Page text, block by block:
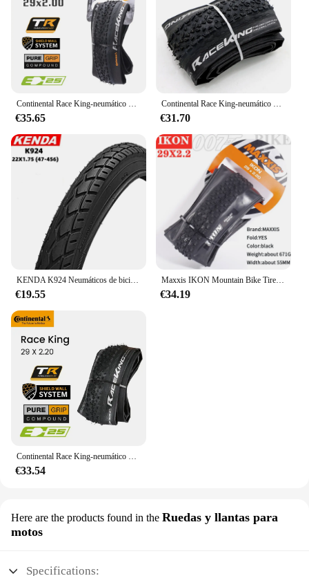
Continental Race King-neumático TLR para bicicleta de montaña, neumático sin cámara de 29in, 27,5/29x2.0/2.20 29er mtb neumático plegable
€35.65
Continental Race King-neumático plegable para mtb, llanta sin cámara, 29in TLR, 29x2.0/2.20 29er
€31.70
KENDA K924 Neumáticos de bicicleta plegables de montaña 22*1,75(47-456)
€19.55
Maxxis IKON Mountain Bike Tires26/27,5/29X2.2 2,0 2,35 es un neumático XC versátil diseñado para funcionar en una amplia gama de condiciones
€34.19
€33.54
Here are the products found in the Ruedas y llantas para
motos
Specifications: